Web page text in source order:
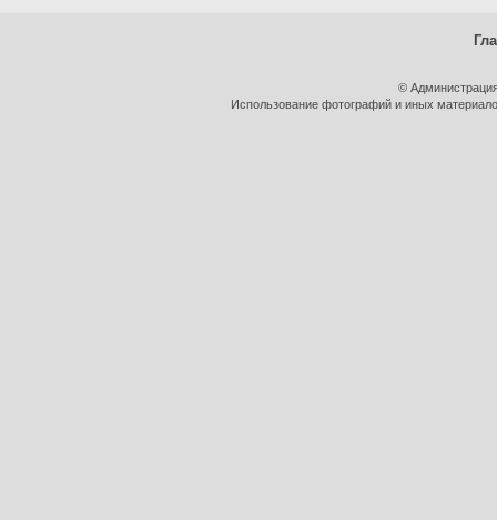
©
Использование фотографий и иных